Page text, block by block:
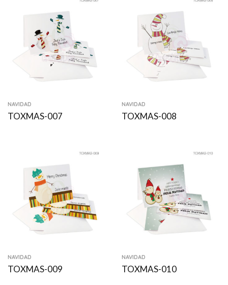
NAVIDAD
TOXMAS-007
NAVIDAD
TOXMAS-008
NAVIDAD
TOXMAS-009
NAVIDAD
TOXMAS-010